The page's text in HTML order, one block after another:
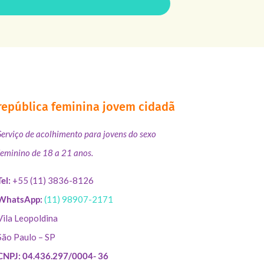
feminina jovem cidadã
de acolhimento para jovens do sexo
de 18 a 21 anos.
+55 (11) 3836-8126
(11) 98907-2171
Leopoldina
Paulo – SP
04.436.297/0004- 36